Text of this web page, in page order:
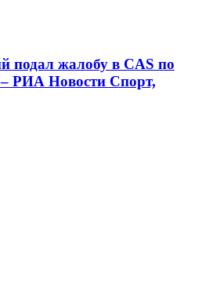
подал жалобу в CAS по
– РИА Новости Спорт,